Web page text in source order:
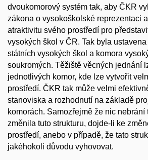
dvoukomorový systém tak, aby ČKR
zákona o vysokoškolské reprezentaci
atraktivitu svého prostředí pro
vysokých škol v ČR. Tak byla
státních vysokých škol a komora
soukromých. Těžiště věcných jednání
jednotlivých komor, kde lze vytvořit
prostředí. ČKR tak může velmi
stanoviska a rozhodnutí na základě
komorách. Samozřejmě že nic nebrání
změnila tuto strukturu, dojde-li ke
prostředí, anebo v případě, že tato
jakéhokoli důvodu vyhovovat.